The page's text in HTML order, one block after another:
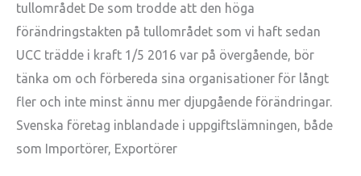
tullområdet De som trodde att den höga
förändringstakten på tullområdet som vi haft sedan
UCC trädde i kraft 1/5 2016 var på övergående, bör
tänka om och förbereda sina organisationer för långt
fler och inte minst ännu mer djupgående förändringar.
Svenska företag inblandade i uppgiftslämningen, både
som Importörer, Exportörer